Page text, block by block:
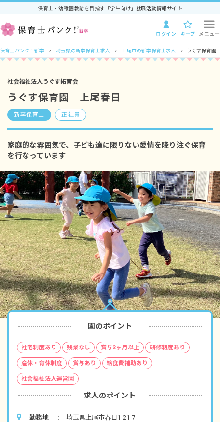
保育士・幼稚園教諭を目指す「学生向け」就職活動情報サイト
ログイン キープ メニュー
保育士バンク！新卒 埼玉県の新卒保育士求人 上尾市の新卒保育士求人 うぐす保育園
社会福祉法人うぐす拓育会
うぐす保育園 上尾春日
新卒保育士 正社員
家庭的な雰囲気で、子ども達に限りない愛情を降り注ぐ保育
を行なっています
園のポイント
社宅制度あり 残業なし 賞与3ヶ月以上 研修制度あり
産休・育休制度 賞与あり 給食費補助あり
社会福祉法人運営園
求人のポイント
勤務地
埼玉県上尾市春日1-21-7